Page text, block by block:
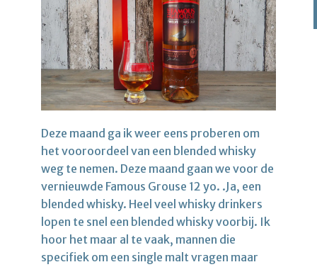
Deze maand ga ik weer eens proberen om
het vooroordeel van een blended whisky
weg te nemen. Deze maand gaan we voor de
vernieuwde Famous Grouse 12 yo. .Ja, een
blended whisky. Heel veel whisky drinkers
lopen te snel een blended whisky voorbij. Ik
hoor het maar al te vaak, mannen die
specifiek om een single malt vragen maar